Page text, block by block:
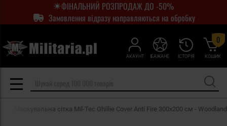
ФІНАЛЬНИЙ РОЗПРОДАЖ ДО -50%
Замовлення відразу направляються на обробку
АКАУНТ ІСТОРІЯ
БАЖАНЕ КОШИК
0
Маскувальна сітка Mil-Tec Ghillie Cover Anti Fire 300x200 см - Woodland